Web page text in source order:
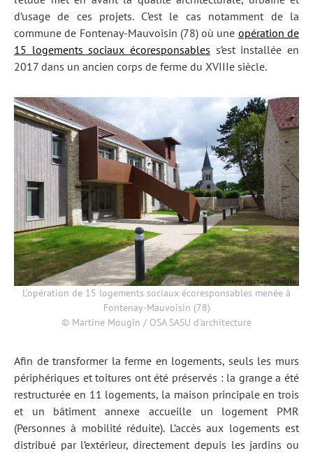
d’usage de ces projets. C’est le cas notamment de la
commune de Fontenay-Mauvoisin (78) où une opération de
15 logements sociaux écoresponsables s’est installée en
2017 dans un ancien corps de ferme du XVIIIe siècle.
L’opération de 15 logements sociaux écoresponsables menée à
Fontenay-Mauvoisin (78)
© Martine Mougin / OSA SASU d’architecture
Afin de transformer la ferme en logements, seuls les murs
périphériques et toitures ont été préservés : la grange a été
restructurée en 11 logements, la maison principale en trois
et un bâtiment annexe accueille un logement PMR
(Personnes à mobilité réduite). L’accès aux logements est
distribué par l’extérieur, directement depuis les jardins ou